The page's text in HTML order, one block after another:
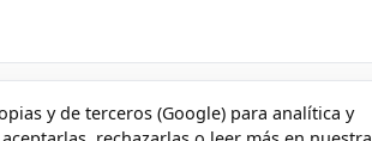
somosContactoAviso legalCondiciones
y de terceros (Google) para analítica y